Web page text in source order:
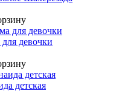
девочки
детская